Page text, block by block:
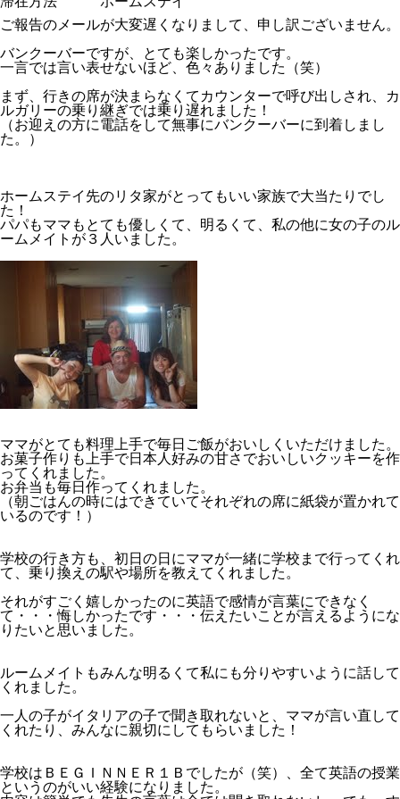
ご報告のメールが大変遅くなりまして、申し訳ございません。
バンクーバーですが、とても楽しかったです。
一言では言い表せないほど、色々ありました（笑）
まず、行きの席が決まらなくてカウンターで呼び出しされ、カ
ルガリーの乗り継ぎでは乗り遅れました！
（お迎えの方に電話をして無事にバンクーバーに到着しまし
た。）
ホームステイ先のリタ家がとってもいい家族で大当たりでし
た！
パパもママもとても優しくて、明るくて、私の他に女の子のル
ームメイトが３人いました。
ママがとても料理上手で毎日ご飯がおいしくいただけました。
お菓子作りも上手で日本人好みの甘さでおいしいクッキーを作
ってくれました。
お弁当も毎日作ってくれました。
（朝ごはんの時にはできていてそれぞれの席に紙袋が置かれて
いるのです！）
学校の行き方も、初日の日にママが一緒に学校まで行ってくれ
て、乗り換えの駅や場所を教えてくれました。
それがすごく嬉しかったのに英語で感情が言葉にできなく
て・・・悔しかったです・・・伝えたいことが言えるようにな
りたいと思いました。
ルームメイトもみんな明るくて私にも分りやすいように話して
くれました。
一人の子がイタリアの子で聞き取れないと、ママが言い直して
くれたり、みんなに親切にしてもらいました！
学校はＢＥＧＩＮＮＥＲ１Ｂでしたが（笑）、全て英語の授業
というのがいい経験になりました。